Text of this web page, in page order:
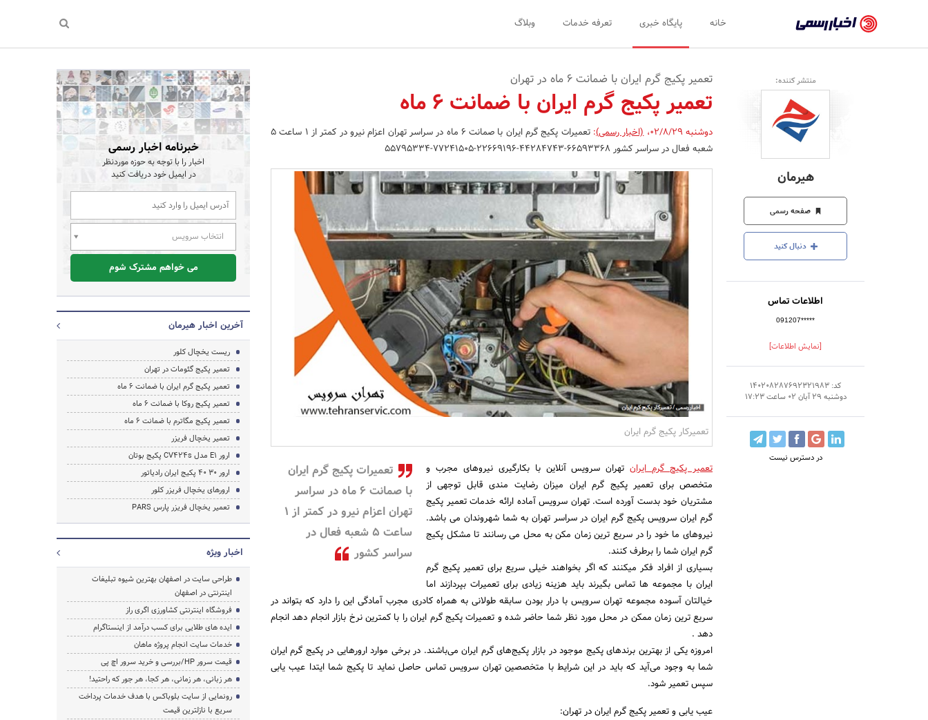
رسمی
-
اخبار
تایید
شده
شرکت‌ها،
سازمان‌ها
و
روابط
عمومی‌ها
خانه پایگاه خبری تعرفه خدمات وبلاگ
منتشر کننده:
هیرمان
صفحه رسمی
دنبال کنید
اطلاعات تماس
091207*****
[نمایش اطلاعات]
کد: 140208287692321983
دوشنبه 29 آبان 02 ساعت 17:23
در دسترس نیست
تعمیر پکیج گرم ایران با ضمانت 6 ماه در تهران
تعمیر پکیج گرم ایران با ضمانت 6 ماه
دوشنبه 02/8/29 ،(اخبار رسمی):
تعمیرات پکیج گرم ایران با صمانت 6 ماه در سراسر تهران اعزام نیرو در کمتر از 1 ساعت 5
شعبه فعال در سراسر کشور 66593368-44284743-22669196-77241505-55795334
تعمیرکار پکیج گرم ایران
تعمیرات پکیج گرم ایران
با صمانت 6 ماه در سراسر
تهران اعزام نیرو در کمتر از 1
ساعت 5 شعبه فعال در
سراسر کشور
تعمیر پکیج گرم ایرانتهران سرویس آنلاین با بکارگیری نیروهای مجرب و
متخصص برای تعمیر پکیج گرم ایران میزان رضایت مندی قابل توجهی از
مشتریان خود بدست آورده است. تهران سرویس آماده ارائه خدمات تعمیر پکیج
گرم ایران سرویس پکیج گرم ایران در سراسر تهران به شما شهروندان می باشد.
نیروهای ما خود را در سریع ترین زمان مکن به محل می رسانند تا مشکل پکیج
گرم ایران شما را برطرف کنند.
بسیاری از افراد فکر میکنند که اگر بخواهند خیلی سریع برای تعمیر پکیج گرم
ایران با مجموعه ها تماس بگیرند باید هزینه زیادی برای تعمیرات بپردازند اما
خیالتان آسوده مجموعه تهران سرویس با درار بودن سابقه طولانی به همراه کادری مجرب آمادگی این را دارد که بتواند در
سریع ترین زمان ممکن در محل مورد نظر شما حاضر شده و تعمیرات پکیج گرم ایران را با کمترین نرخ بازار انجام دهد انجام
دهد .
امروزه یکی از بهترین برندهای پکیج موجود در بازار پکیج‌های گرم ایران می‌باشند. در برخی موارد ارورهایی در پکیج گرم ایران
شما به وجود می‌آید که باید در این شرایط با متخصصین تهران سرویس تماس حاصل نماید تا پکیج شما ایتدا عیب یابی
سپس تعمیر شود.
عیب یابی و تعمیر پکیج گرم ایران در تهران:
خبرنامه اخبار رسمی
اخبار را با توجه به حوزه موردنظر
در ایمیل خود دریافت کنید
انتخاب سرویس
می خواهم مشترک شوم
آخرین اخبار هیرمان
ریست یخچال کلور
تعمیر پکیج گئومات در تهران
تعمیر پکیج گرم ایران با ضمانت 6 ماه
تعمیر پکیج روکا با ضمانت 6 ماه
تعمیر پکیج مگاترم با ضمانت 6 ماه
تعمیر یخچال فریزر
ارور E1 مدل CV424s پکیج بوتان
ارور 30 40 پکیج ایران رادیاتور
ارورهای یخچال فریزر کلور
تعمیر یخچال فریزر پارس PARS
اخبار ویژه
طراحی سایت در اصفهان بهترین شیوه تبلیغات
اینترنتی در اصفهان
فروشگاه اینترنتی کشاورزی اگری راز
ایده های طلایی برای کسب درآمد از اینستاگرام
خدمات سایت انجام پروژه ماهان
قیمت سرور HP/بررسی و خرید سرور اچ پی
هر زبانی، هر زمانی، هر کجا، هر جور که راحتید!
رونمایی از سایت بلوباکس با هدف خدمات پرداخت
سریع با نازلترین قیمت